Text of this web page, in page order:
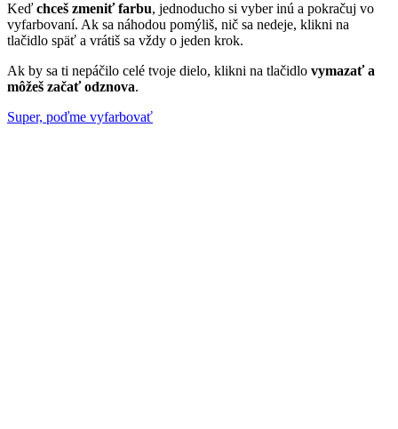
Keď chceš zmeniť farbu, jednoducho si vyber inú a pokračuj vo
vyfarbovaní. Ak sa náhodou pomýliš, nič sa nedeje, klikni na
tlačidlo späť a vrátiš sa vždy o jeden krok.
Ak by sa ti nepáčilo celé tvoje dielo, klikni na tlačidlo vymazať a
môžeš začať odznova.
Super, poďme vyfarbovať